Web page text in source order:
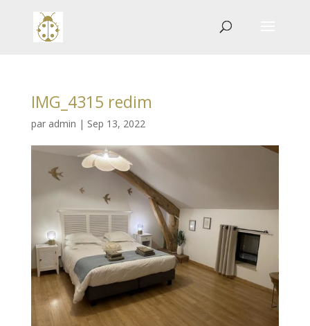
IMG_4315 redim
par admin | Sep 13, 2022